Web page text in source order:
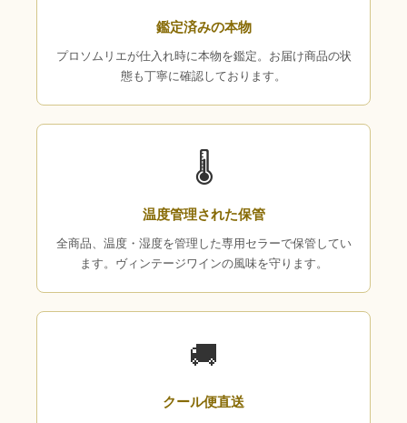
鑑定済みの本物
プロソムリエが仕入れ時に本物を鑑定。お届け商品の状
態も丁寧に確認しております。
🌡
温度管理された保管
全商品、温度・湿度を管理した専用セラーで保管してい
ます。ヴィンテージワインの風味を守ります。
🚚
クール便直送